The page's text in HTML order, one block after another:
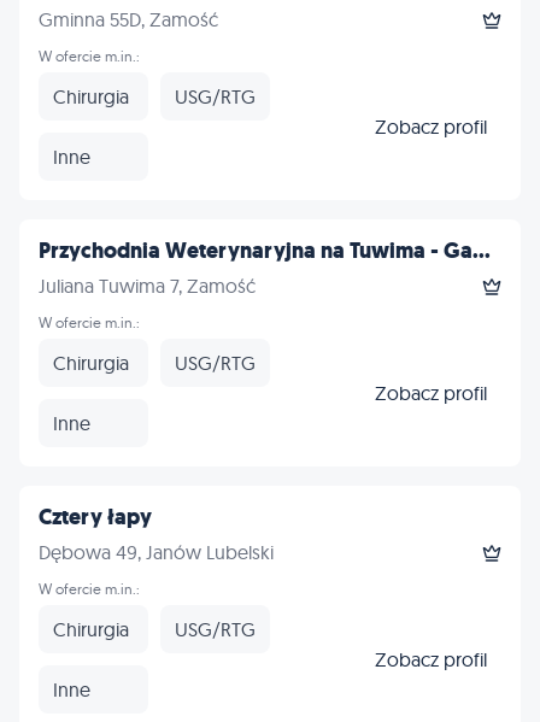
Gminna 55D, Zamość
W ofercie m.in.:
Chirurgia USG/RTG
Inne
Zobacz profil
Przychodnia Weterynaryjna na Tuwima - Ga...
Juliana Tuwima 7, Zamość
W ofercie m.in.:
Chirurgia USG/RTG
Inne
Zobacz profil
Cztery łapy
Dębowa 49, Janów Lubelski
W ofercie m.in.:
Chirurgia USG/RTG
Inne
Zobacz profil